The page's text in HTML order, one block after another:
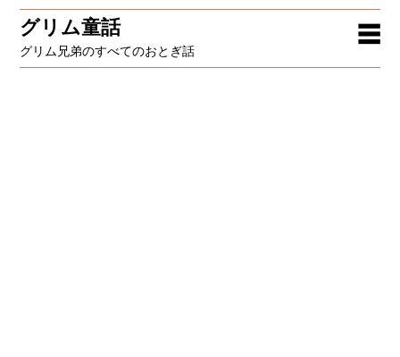
☰
グリム童話
グリム兄弟のすべてのおとぎ話